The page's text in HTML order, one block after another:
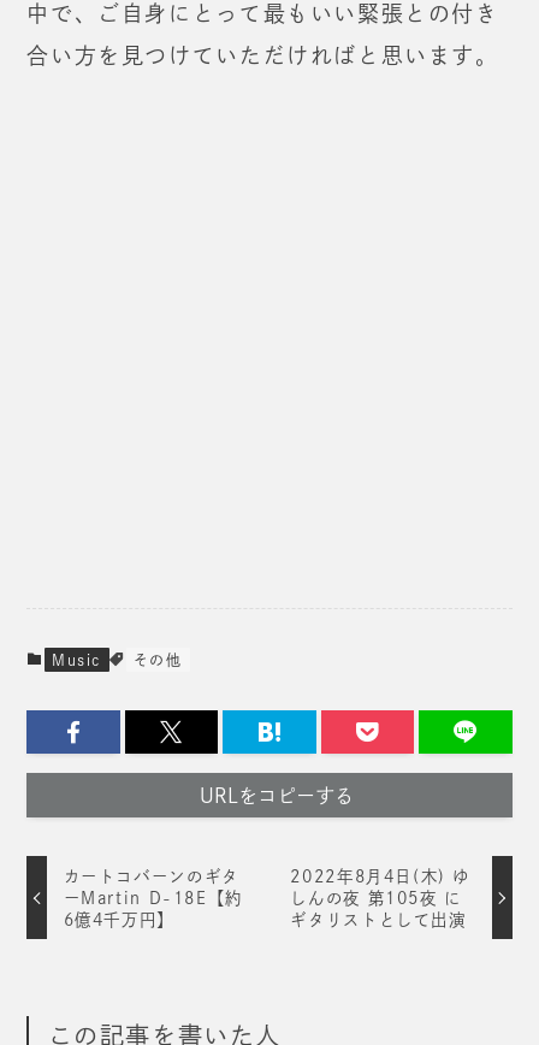
中で、
ご自身にとって最もいい緊張との付き
合い方を見つけていただければと思います。
Music その他
URLをコピーする
カートコバーンのギタ
ーMartin D-18E【約
6億4千万円】
2022年8月4日(木) ゆ
しんの夜 第105夜 に
ギタリストとして出演
この記事を書いた人